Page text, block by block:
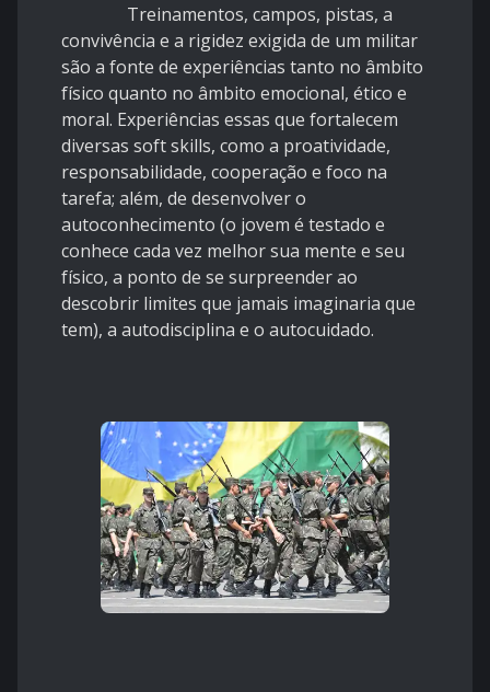
Treinamentos, campos, pistas, a
convivência e a rigidez exigida de um militar
são a fonte de experiências tanto no âmbito
físico quanto no âmbito emocional, ético e
moral. Experiências essas que fortalecem
diversas soft skills, como a proatividade,
responsabilidade, cooperação e foco na
tarefa; além, de desenvolver o
autoconhecimento (o jovem é testado e
conhece cada vez melhor sua mente e seu
físico, a ponto de se surpreender ao
descobrir limites que jamais imaginaria que
tem), a autodisciplina e o autocuidado.